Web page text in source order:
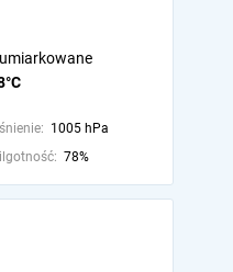
1005 hPa
78%